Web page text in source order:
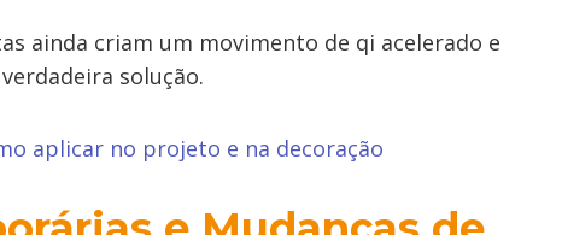
ainda criam um movimento de qi acelerado e
solução.
aplicar no projeto e na decoração